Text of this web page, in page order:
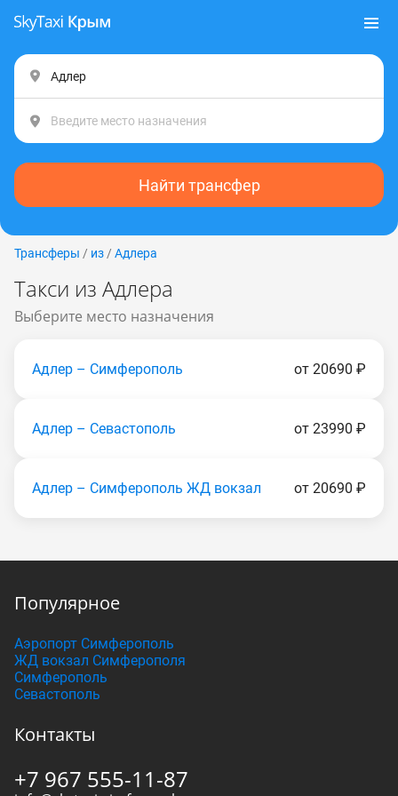
Найти трансфер
Трансферы / из / Адлера
Такси из Адлера
Выберите место назначения
Адлер – Симферополь от 20690 ₽
Адлер – Севастополь от 23990 ₽
Адлер – Симферополь ЖД вокзал от 20690 ₽
Популярное
Аэропорт Симферополь
ЖД вокзал Симферополя
Симферополь
Севастополь
Контакты
+7 967 555-11-87